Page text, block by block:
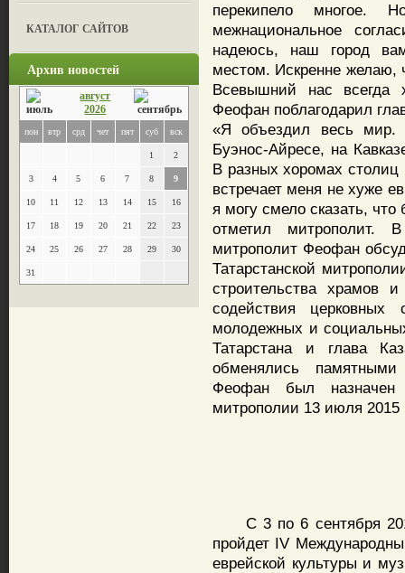
КАТАЛОГ САЙТОВ
Архив новостей
август
2026
пон втр срд чет пят суб вск
1 2
3 4 5 6 7 8 9
10 11 12 13 14 15 16
17 18 19 20 21 22 23
24 25 26 27 28 29 30
31
перекипело многое.
межнациональное
надеюсь, наш город
местом. Искренне желаю,
Всевышний нас всегда
Феофан поблагодарил
«Я объездил весь
Буэнос-Айресе, на
В разных хоромах столиц
встречает меня не хуже
я могу смело сказать,
отметил
митрополит Феофан
Татарстанской
строительства храмов
содействия
молодежных и
Татарстана и глава
обменялись
Феофан был назначен
митрополии 13 июля 2015
С 3 по 6 сентября
пройдет IV
еврейской культуры и